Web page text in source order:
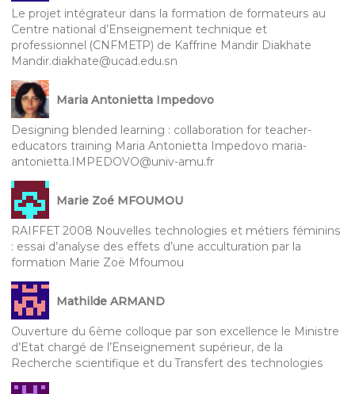
Le projet intégrateur dans la formation de formateurs au
Centre national d’Enseignement technique et
professionnel (CNFMETP) de Kaffrine Mandir Diakhate
Mandir.diakhate@ucad.edu.sn
Maria Antonietta Impedovo
Designing blended learning : collaboration for teacher-
educators training Maria Antonietta Impedovo maria-
antonietta.IMPEDOVO@univ-amu.fr
Marie Zoé MFOUMOU
RAIFFET 2008 Nouvelles technologies et métiers féminins
: essai d’analyse des effets d’une acculturation par la
formation Marie Zoë Mfoumou
Mathilde ARMAND
Ouverture du 6ème colloque par son excellence le Ministre
d’Etat chargé de l’Enseignement supérieur, de la
Recherche scientifique et du Transfert des technologies